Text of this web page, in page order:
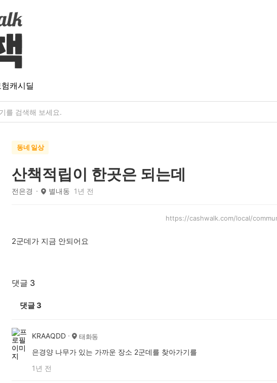
캐시딜
동네 일상
산책적립이 한곳은 되는데
전은경 별내동 1년 전
https://cashwalk.com/local/
2군데가 지금 안되어요
댓글 3
댓글 3
KRAAQDD 태화동
은경양 나무가 있는 가까운 장소 2군데를 찾아가기를
1년 전